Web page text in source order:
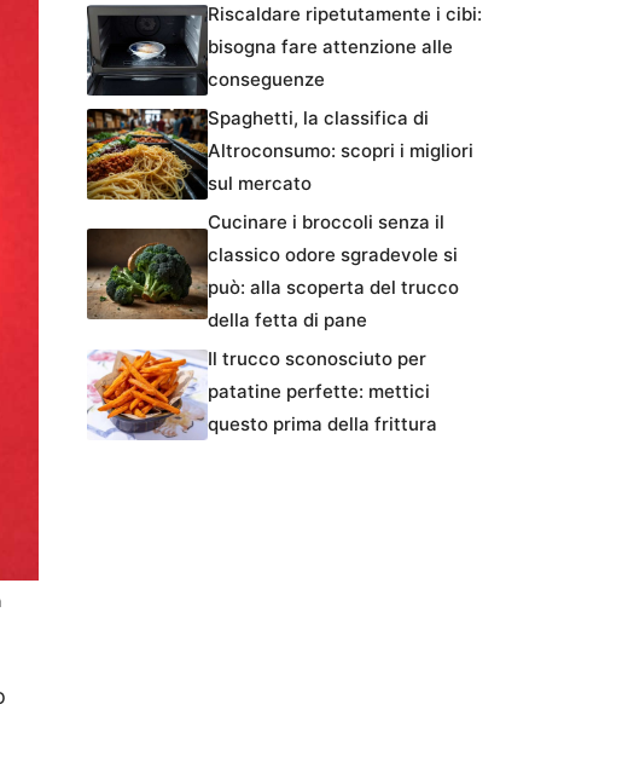
Riscaldare ripetutamente i cibi:
bisogna fare attenzione alle
conseguenze
Spaghetti, la classifica di
Altroconsumo: scopri i migliori
sul mercato
Cucinare i broccoli senza il
classico odore sgradevole si
può: alla scoperta del trucco
della fetta di pane
Il trucco sconosciuto per
patatine perfette: mettici
questo prima della frittura